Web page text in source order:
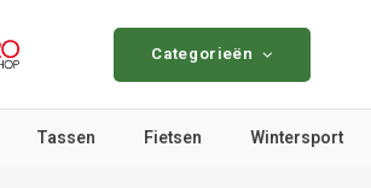
Categorieën
Tassen Fietsen Wintersport